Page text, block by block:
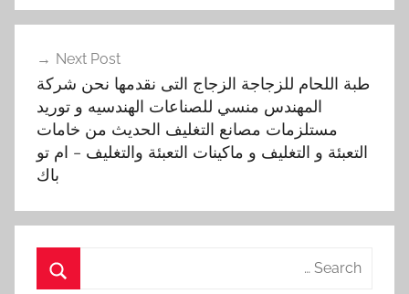
Next Post
طبة اللحام للزجاجة الزجاج التى نقدمها نحن شركة
المهندس منسي للصناعات الهندسيه و توريد
مستلزمات مصانع التغليف الحديث من خامات
التعبئة و التغليف و ماكينات التعبئة والتغليف – ام تو
باك
Search